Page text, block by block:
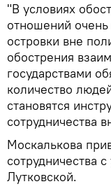
"В условиях
отношений
островки вне
обострения
государствами
количество
становятся
сотрудничества
Москалькова
сотрудничества
Лутковской.